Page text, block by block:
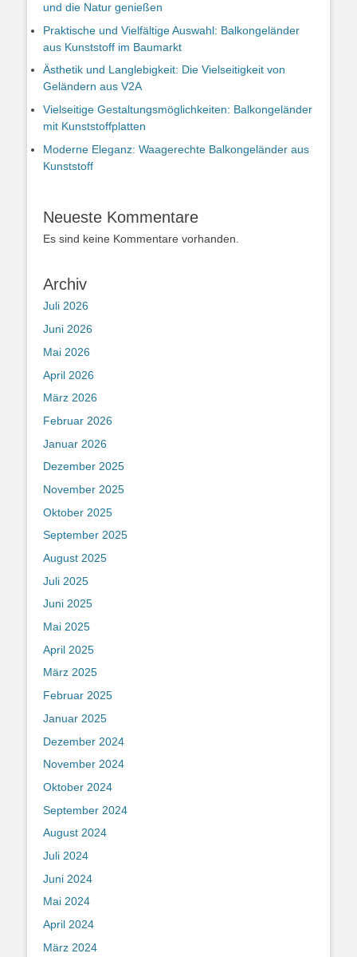
und die Natur genießen
Praktische und Vielfältige Auswahl: Balkongeländer
aus Kunststoff im Baumarkt
Ästhetik und Langlebigkeit: Die Vielseitigkeit von
Geländern aus V2A
Vielseitige Gestaltungsmöglichkeiten: Balkongeländer
mit Kunststoffplatten
Moderne Eleganz: Waagerechte Balkongeländer aus
Kunststoff
Neueste Kommentare
Es sind keine Kommentare vorhanden.
Archiv
Juli 2026
Juni 2026
Mai 2026
April 2026
März 2026
Februar 2026
Januar 2026
Dezember 2025
November 2025
Oktober 2025
September 2025
August 2025
Juli 2025
Juni 2025
Mai 2025
April 2025
März 2025
Februar 2025
Januar 2025
Dezember 2024
November 2024
Oktober 2024
September 2024
August 2024
Juli 2024
Juni 2024
Mai 2024
April 2024
März 2024